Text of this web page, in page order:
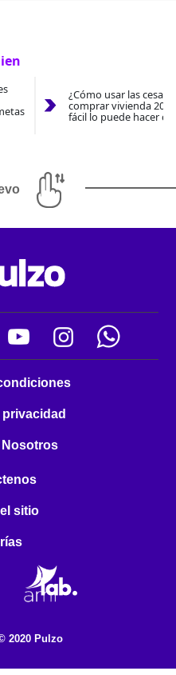
¿Cómo usar las
comprar vivienda
fácil lo puede hacer
Nosotros
sitio
2020 Pulzo